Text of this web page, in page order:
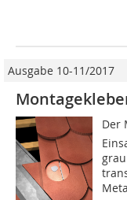
Ausgabe 10-11/2017
Der